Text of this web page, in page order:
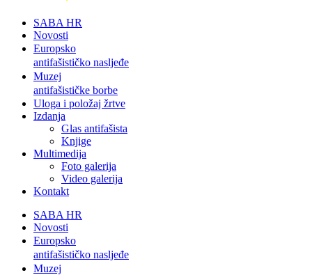
SABA HR
Novosti
Europsko
antifašističko nasljeđe
Muzej
antifašističke borbe
Uloga i položaj žrtve
Izdanja
Glas antifašista
Knjige
Multimedija
Foto galerija
Video galerija
Kontakt
SABA HR
Novosti
Europsko
antifašističko nasljeđe
Muzej